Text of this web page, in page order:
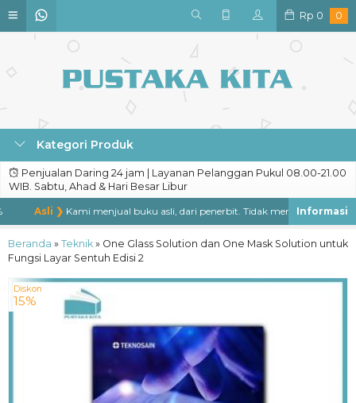
Rp 0 0
Kategori Produk
Penjualan Daring 24 jam | Layanan Pelanggan Pukul 08.00-21.00
WIB. Sabtu, Ahad & Hari Besar Libur
Asli ❯Kami menjual buku asli, dari penerbit. Tidak menjual buku
Beranda » Teknik » One Glass Solution dan One Mask Solution untuk
Fungsi Layar Sentuh Edisi 2
Diskon
15%